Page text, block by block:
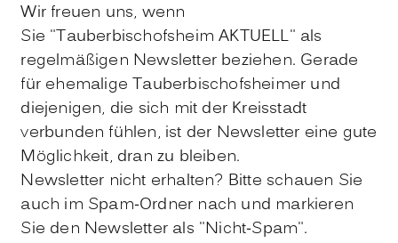
Wir freuen uns, wenn
Sie "Tauberbischofsheim AKTUELL" als
regelmäßigen Newsletter beziehen. Gerade
für ehemalige Tauberbischofsheimer und
diejenigen, die sich mit der Kreisstadt
verbunden fühlen, ist der Newsletter eine gute
Möglichkeit, dran zu bleiben.
Newsletter nicht erhalten? Bitte schauen Sie
auch im Spam-Ordner nach und markieren
Sie den Newsletter als "Nicht-Spam".